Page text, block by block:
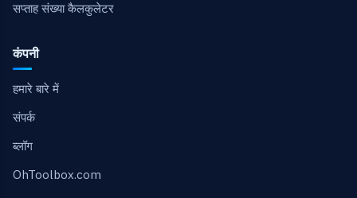
सप्ताह संख्या कैलकुलेटर
कंपनी
हमारे बारे में
संपर्क
ब्लॉग
OhToolbox.com